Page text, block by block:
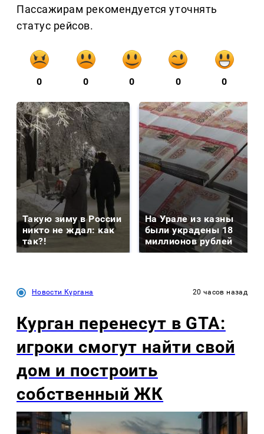
Пассажирам рекомендуется уточнять
статус рейсов.
0 0 0 0 0
Такую зиму в России
никто не ждал: как
так?!
На Урале из казны
были украдены 18
миллионов рублей
Новости Кургана 20 часов назад
Курган перенесут в GTA:
игроки смогут найти свой
дом и построить
собственный ЖК